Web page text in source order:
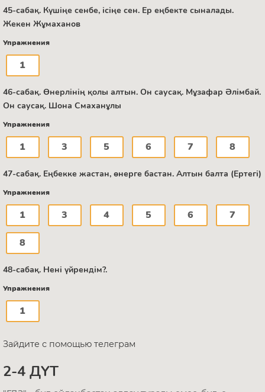
45-сабақ. Күшіңе сенбе, ісіңе сен. Ер еңбекте сыналады.
Жекен Жұмаханов
Упражнения
1
46-сабақ. Өнерлінің қолы алтын. Он саусақ. Мұзафар Әлімбай.
Он саусақ. Шона Смаханұлы
Упражнения
1 3 5 6 7 8
47-сабақ. Еңбекке жастан, өнерге бастан. Алтын балта (Ертегі)
Упражнения
1 3 4 5 6 7
8
48-сабақ. Нені үйрендім?.
Упражнения
1
Зайдите с помощью телеграм
2-4 ДҮТ